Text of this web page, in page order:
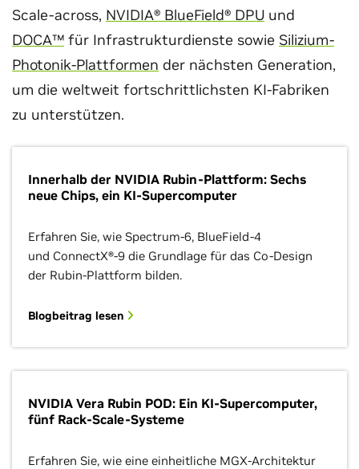
Scale-across, NVIDIA® BlueField® DPU und
DOCA™ für Infrastrukturdienste sowie Silizium-
Photonik-Plattformen der nächsten Generation,
um die weltweit fortschrittlichsten KI-Fabriken
zu unterstützen.
Innerhalb der NVIDIA Rubin-Plattform: Sechs
neue Chips, ein KI-Supercomputer
Erfahren Sie, wie Spectrum-6, BlueField-4
und ConnectX®-9 die Grundlage für das Co-Design
der Rubin-Plattform bilden.
Blogbeitrag lesen
NVIDIA Vera Rubin POD: Ein KI-Supercomputer,
fünf Rack-Scale-Systeme
Erfahren Sie, wie eine einheitliche MGX-Architektur